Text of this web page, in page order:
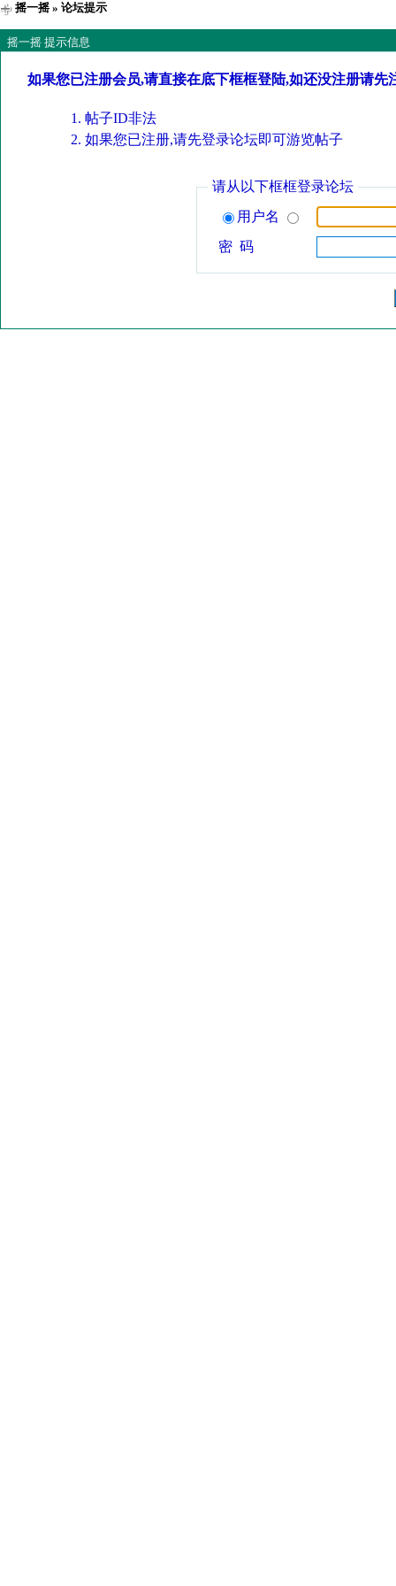
摇一摇» 论坛提示
摇一摇 提示信息
如果您已注册会员,请直接在底下框框登陆,如还没注册请先
帖子ID非法
如果您已注册,请先登录论坛即可游览帖子
请从以下框框登录论坛
用户名
密 码